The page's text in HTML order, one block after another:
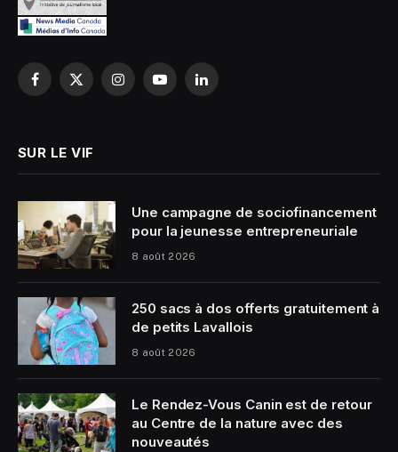
Facebook
X
InstagramYouTubeLinkedIn
SUR LE VIF
Une campagne de sociofinancement
pour la jeunesse entrepreneuriale
8 août 2026
250 sacs à dos offerts gratuitement à
de petits Lavallois
8 août 2026
Le Rendez-Vous Canin est de retour
au Centre de la nature avec des
nouveautés